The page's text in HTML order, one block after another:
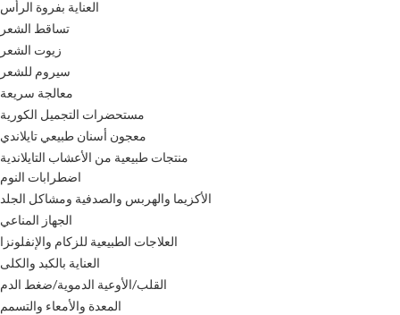
العناية بفروة الرأس
تساقط الشعر
زيوت الشعر
سيروم للشعر
معالجة سريعة
مستحضرات التجميل الكورية
معجون أسنان طبيعي تايلاندي
منتجات طبيعية من الأعشاب التايلاندية
اضطرابات النوم
الأكزيما والهربس والصدفية ومشاكل الجلد
الجهاز المناعي
العلاجات الطبيعية للزكام والإنفلونزا
العناية بالكبد والكلى
القلب/الأوعية الدموية/ضغط الدم
المعدة والأمعاء والتسمم